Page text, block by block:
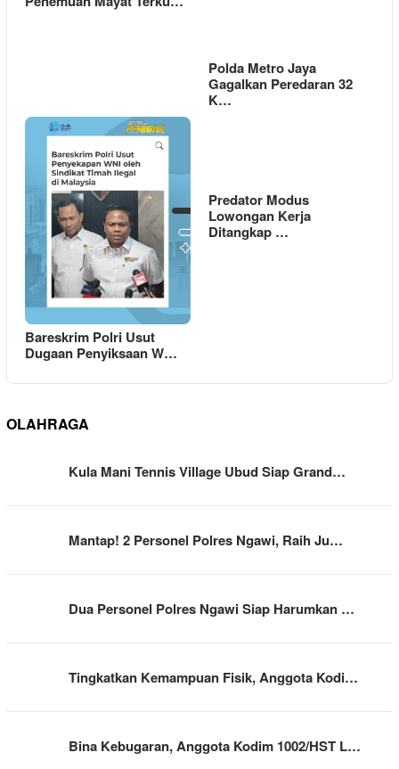
Polda Metro Jaya
Gagalkan Peredaran 32
K…
Bareskrim Polri Usut
Dugaan Penyiksaan W…
Predator Modus
Lowongan Kerja
Ditangkap …
OLAHRAGA
Kula Mani Tennis Village Ubud Siap Grand…
Mantap! 2 Personel Polres Ngawi, Raih Ju…
Dua Personel Polres Ngawi Siap Harumkan …
Tingkatkan Kemampuan Fisik, Anggota Kodi…
Bina Kebugaran, Anggota Kodim 1002/HST L…